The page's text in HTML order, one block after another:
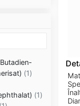
(1)
(1)